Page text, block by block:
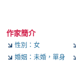
作家簡介
性別：女
婚姻：未婚，單身